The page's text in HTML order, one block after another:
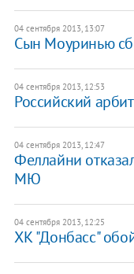
04 сентября 2013, 13:07
Сын Моуринью
04 сентября 2013, 12:53
Российский
04 сентября 2013, 12:47
Феллайни
МЮ
04 сентября 2013, 12:25
ХК "Донбасс"